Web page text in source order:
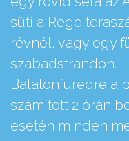
süti a Rege
révnél, vagy egy
szabadstrandon.
Balatonfüredre a
számított 2 órán
esetén minden